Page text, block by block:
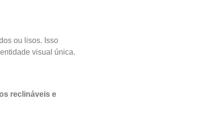
ou lisos. Isso
visual única.
reclináveis e